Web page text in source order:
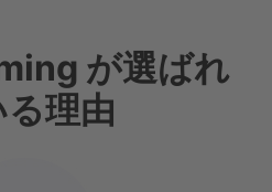
が選ばれ
理由